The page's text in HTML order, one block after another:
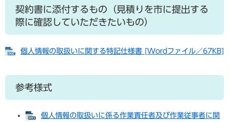
契約書に添付するもの（見積りを市に提出する
際に確認していただきたいもの）
個人情報の取扱いに関する特記仕様書 [Wordファイル／67KB]
参考様式
個人情報の取扱いに係る作業責任者及び作業従事者に関